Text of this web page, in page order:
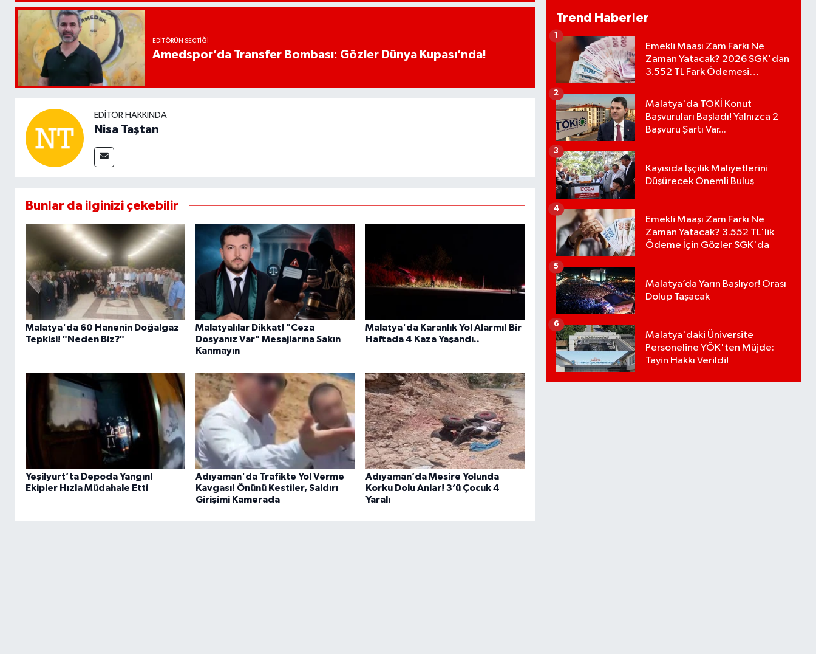
EDITÖRÜN SEÇTIĞI
Amedspor’da Transfer Bombası: Gözler Dünya Kupası’nda!
EDITÖR HAKKINDA
Nisa Taştan
Bunlar da ilginizi çekebilir
Malatya'da 60 Hanenin Doğalgaz
Tepkisi! "Neden Biz?"
Malatyalılar Dikkat! "Ceza
Dosyanız Var" Mesajlarına Sakın
Kanmayın
Malatya'da Karanlık Yol Alarmı! Bir
Haftada 4 Kaza Yaşandı..
Yeşilyurt’ta Depoda Yangın!
Ekipler Hızla Müdahale Etti
Adıyaman'da Trafikte Yol Verme
Kavgası! Önünü Kestiler, Saldırı
Girişimi Kamerada
Adıyaman’da Mesire Yolunda
Korku Dolu Anlar! 3’ü Çocuk 4
Yaralı
Trend Haberler
Emekli Maaşı Zam Farkı Ne
Zaman Yatacak? 2026 SGK'dan
3.552 TL Fark Ödemesi
1
Malatya'da TOKİ Konut
Başvuruları Başladı! Yalnızca 2
Başvuru Şartı Var...
2
Kayısıda İşçilik Maliyetlerini
Düşürecek Önemli Buluş
3
Emekli Maaşı Zam Farkı Ne
Zaman Yatacak? 3.552 TL'lik
Ödeme İçin Gözler SGK'da
4
Malatya’da Yarın Başlıyor! Orası
Dolup Taşacak
5
Malatya'daki Üniversite
Personeline YÖK'ten Müjde:
Tayin Hakkı Verildi!
6